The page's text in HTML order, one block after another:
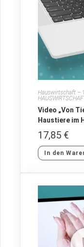
Hauswirtschaft –
Video „Von
Haustiere im
17,85 €
In den